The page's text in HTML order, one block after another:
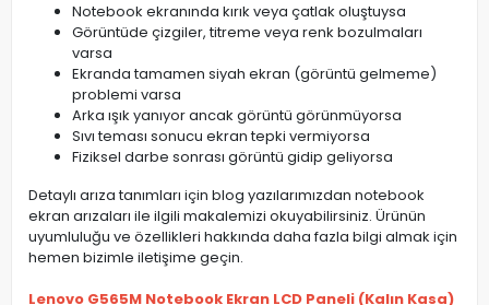
Notebook ekranında kırık veya çatlak oluştuysa
Görüntüde çizgiler, titreme veya renk bozulmaları
varsa
Ekranda tamamen siyah ekran (görüntü gelmeme)
problemi varsa
Arka ışık yanıyor ancak görüntü görünmüyorsa
Sıvı teması sonucu ekran tepki vermiyorsa
Fiziksel darbe sonrası görüntü gidip geliyorsa
Detaylı arıza tanımları için blog yazılarımızdan notebook
ekran arızaları ile ilgili makalemizi okuyabilirsiniz. Ürünün
uyumluluğu ve özellikleri hakkında daha fazla bilgi almak için
hemen bizimle iletişime geçin.
Lenovo G565M Notebook Ekran LCD Paneli (Kalın Kasa)